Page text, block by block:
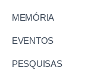
MEMÓRIA
EVENTOS
PESQUISAS